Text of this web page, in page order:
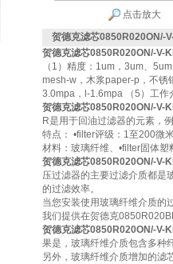
点击放大
贺德克滤芯0850R020ON/-
贺德克滤芯0850R020ON/-V-
（1）精度：1um，3um、
mesh-w，木浆paper-p，不锈
3.0mpa，l-1.6mpa （5）工作
贺德克滤芯0850R020ON/-V-
R是用于回油过滤器的元素，
特点： •filter评级：1至200微
材料：玻璃纤维、•filter固体
贺德克滤芯0850R020ON/-V-
压过滤器的主要过滤介质都是
的过滤效率。
当您安装使用玻璃纤维介质的
我们提供在贺德克
贺德克滤芯0850R020ON/-V-
果是，玻璃纤维介质包含多种
另外，玻璃纤维介质增加的滤